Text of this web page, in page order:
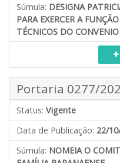
Súmula: DESIGNA
PARA EXERCER A
TÉCNICOS DO
Portaria 0277/
Status: Vigente
Data de Publicação: 22/
Súmula: NOMEIA O